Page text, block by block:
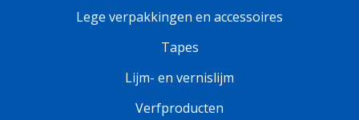
Lege verpakkingen en accessoires
Tapes
Lijm- en vernislijm
Verfproducten